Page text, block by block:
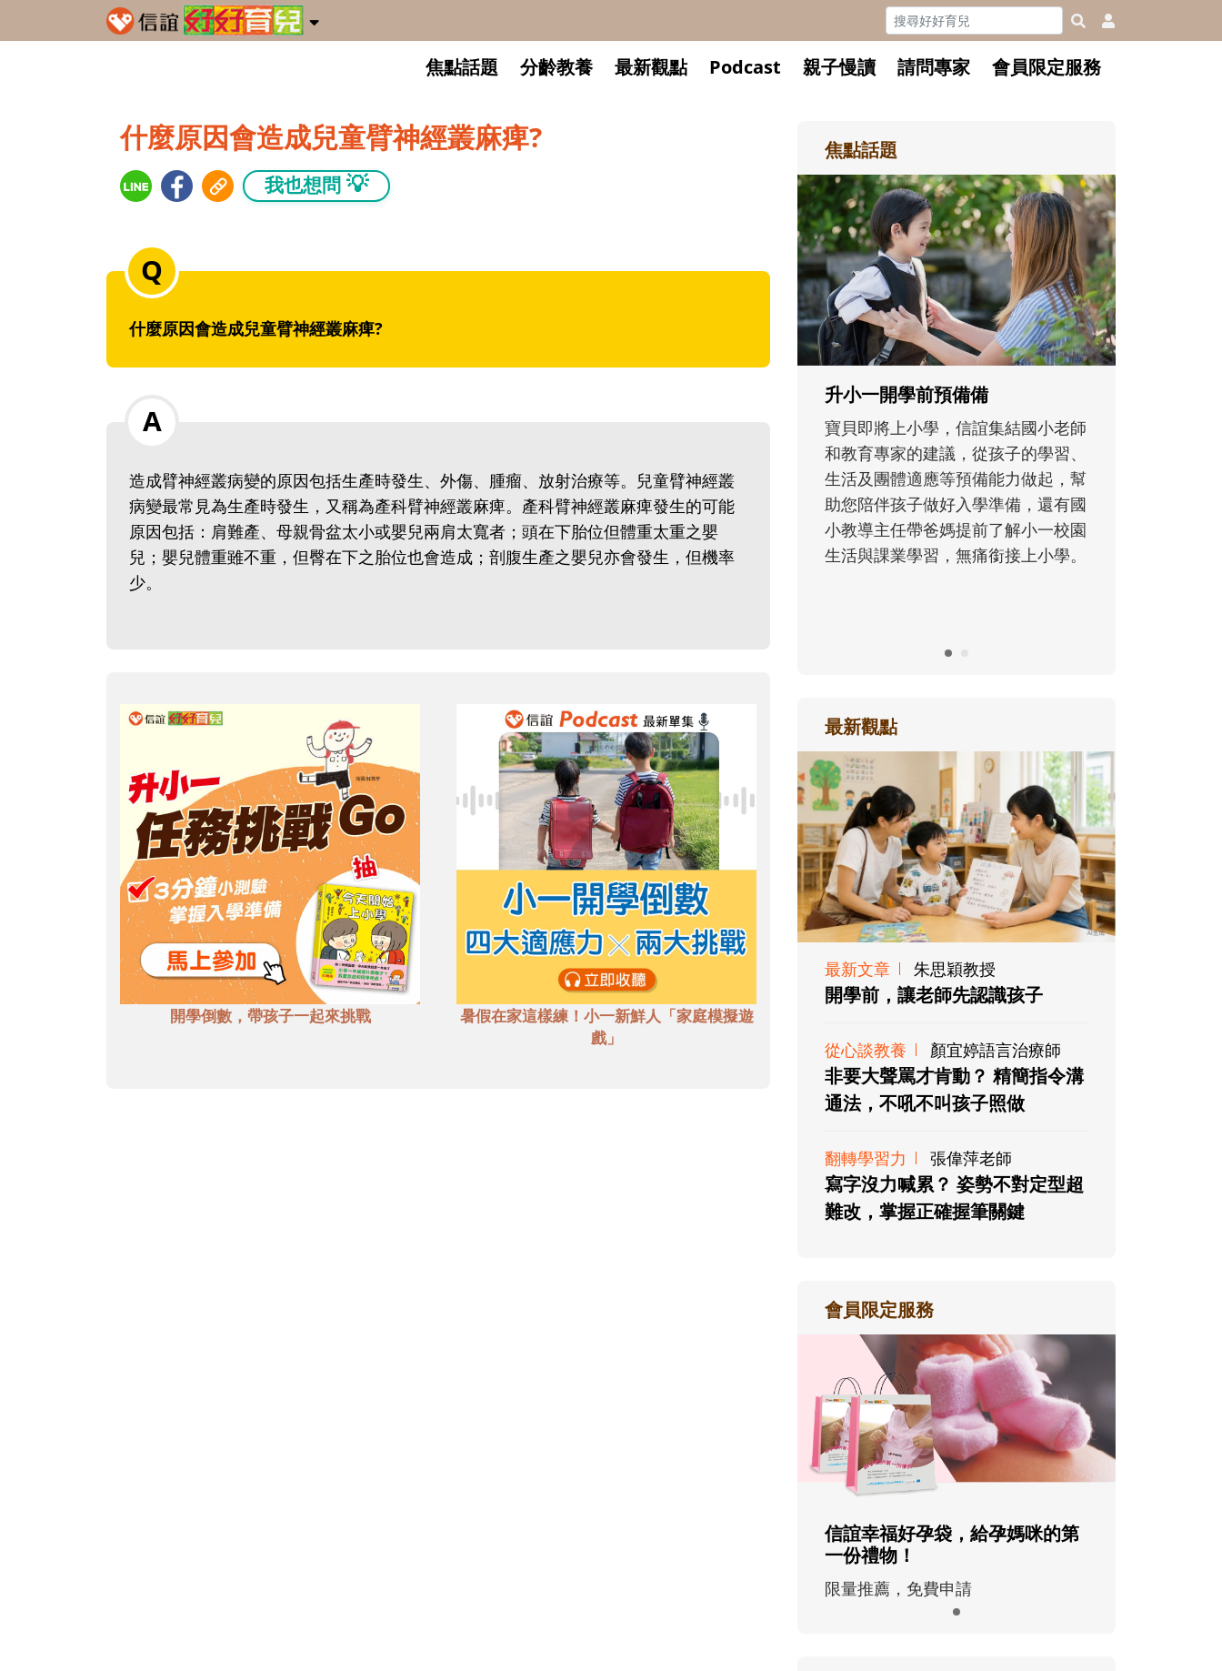
焦點話題 分齡教養 最新觀點 Podcast 親子慢讀 請問專家 會員限定服務
什麼原因會造成兒童臂神經叢麻痺?
我也想問 💡
什麼原因會造成兒童臂神經叢麻痺?
造成臂神經叢病變的原因包括生產時發生、外傷、腫瘤、放射治療等。兒童臂神經叢
病變最常見為生產時發生，又稱為產科臂神經叢麻痺。產科臂神經叢麻痺發生的可能
原因包括：肩難產、母親骨盆太小或嬰兒兩肩太寬者；頭在下胎位但體重太重之嬰
兒；嬰兒體重雖不重，但臀在下之胎位也會造成；剖腹生產之嬰兒亦會發生，但機率
少。
開學倒數，帶孩子一起來挑戰
暑假在家這樣練！小一新鮮人「家庭模擬遊
戲」
焦點話題
寶貝即將上小學，信誼集結國小老師
和教育專家的建議，從孩子的學習、
生活及團體適應等預備能力做起，幫
助您陪伴孩子做好入學準備，還有國
小教導主任帶爸媽提前了解小一校園
生活與課業學習，無痛銜接上小學。
和孩子一起長大的那個男人│讀
懂父親的不同模樣
沒有人天生就擅長當爸爸！男人總是
在一次次「前所未有」的體驗中，跟
著孩子一起長大。從給予安全感的肢
體遊戲，到獨立自主、角色認同及解
決問題的能力養成。爸爸正嘗試用不
同的模樣，參與孩子每個重要的成長
歷程。
最新觀點
最新文章 朱思穎教授
開學前，讓老師先認識孩子
從心談教養 顏宜婷語言治療師
非要大聲罵才肯動？ 精簡指令溝
通法，不吼不叫孩子照做
翻轉學習力 張偉萍老師
寫字沒力喊累？ 姿勢不對定型超
難改，掌握正確握筆關鍵
會員限定服務
信誼幸福好孕袋，給孕媽咪的第
一份禮物！
限量推薦，免費申請